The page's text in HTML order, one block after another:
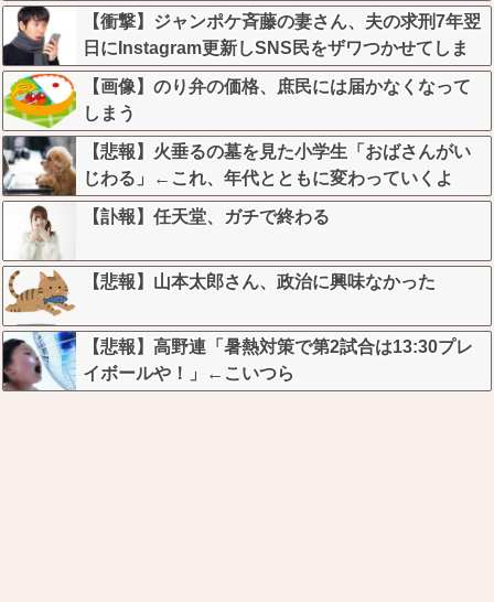
【衝撃】ジャンポケ斉藤の妻さん、夫の求刑7年翌
日にInstagram更新しSNS民をザワつかせてしま
う…
【画像】のり弁の価格、庶民には届かなくなって
しまう
【悲報】火垂るの墓を見た小学生「おばさんがい
じわる」←これ、年代とともに変わっていくよ
な…
【訃報】任天堂、ガチで終わる
【悲報】山本太郎さん、政治に興味なかった
【悲報】高野連「暑熱対策で第2試合は13:30プレ
イボールや！」←こいつら